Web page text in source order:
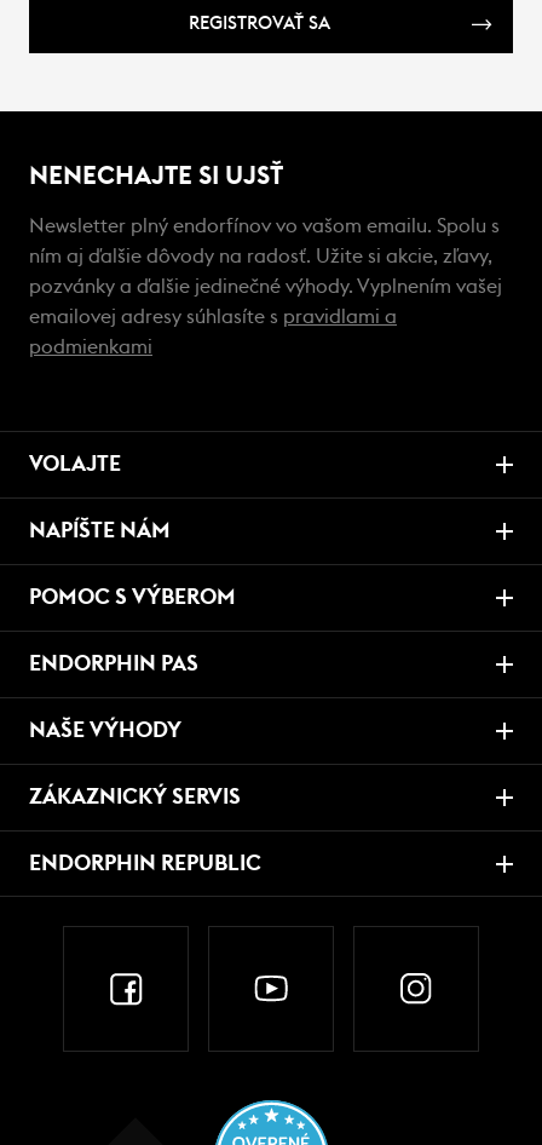
REGISTROVAŤ SA
NENECHAJTE SI UJSŤ
Newsletter plný endorfínov vo vašom emailu. Spolu s
ním aj ďalšie dôvody na radosť. Užite si akcie, zľavy,
pozvánky a ďalšie jedinečné výhody. Vyplnením vašej
emailovej adresy súhlasíte s pravidlami a
podmienkami
VOLAJTE
NAPÍŠTE NÁM
POMOC S VÝBEROM
ENDORPHIN PAS
NAŠE VÝHODY
ZÁKAZNICKÝ SERVIS
ENDORPHIN REPUBLIC